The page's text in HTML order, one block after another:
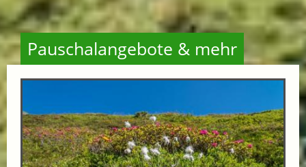
Pauschalangebote & mehr